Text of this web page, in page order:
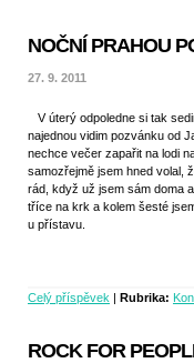
NOČNÍ PRAHOU
27. 9. 2011
V úterý odpoledne si tak
najednou vidim pozvánku od
nechce večer zapařit na lodi
samozřejmě jsem hned volal,
rád, když už jsem sám doma
tříce na krk a kolem šesté
u přístavu.
Celý příspěvek | Rubrika:
ROCK FOR